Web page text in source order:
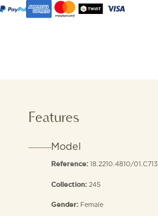
Features
Model
Reference: 18.2210.4810/01.C713
Collection: 245
Gender: Female